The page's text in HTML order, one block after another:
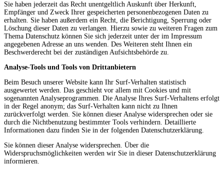
Sie haben jederzeit das Recht unentgeltlich Auskunft über Herkunft,
Empfänger und Zweck Ihrer gespeicherten personenbezogenen Daten zu
erhalten. Sie haben außerdem ein Recht, die Berichtigung, Sperrung oder
Löschung dieser Daten zu verlangen. Hierzu sowie zu weiteren Fragen zum
Thema Datenschutz können Sie sich jederzeit unter der im Impressum
angegebenen Adresse an uns wenden. Des Weiteren steht Ihnen ein
Beschwerderecht bei der zuständigen Aufsichtsbehörde zu.
Analyse-Tools und Tools von Drittanbietern
Beim Besuch unserer Website kann Ihr Surf-Verhalten statistisch
ausgewertet werden. Das geschieht vor allem mit Cookies und mit
sogenannten Analyseprogrammen. Die Analyse Ihres Surf-Verhaltens erfolgt
in der Regel anonym; das Surf-Verhalten kann nicht zu Ihnen
zurückverfolgt werden. Sie können dieser Analyse widersprechen oder sie
durch die Nichtbenutzung bestimmter Tools verhindern. Detaillierte
Informationen dazu finden Sie in der folgenden Datenschutzerklärung.
Sie können dieser Analyse widersprechen. Über die
Widerspruchsmöglichkeiten werden wir Sie in dieser Datenschutzerklärung
informieren.